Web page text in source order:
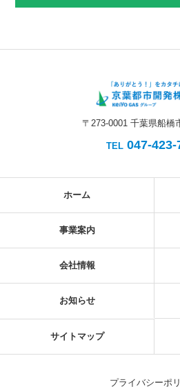
〒273-0001 千葉県船橋
TEL 047-423-
ホーム
事業案内
会社情報
お知らせ
サイトマップ
プライバシーポ